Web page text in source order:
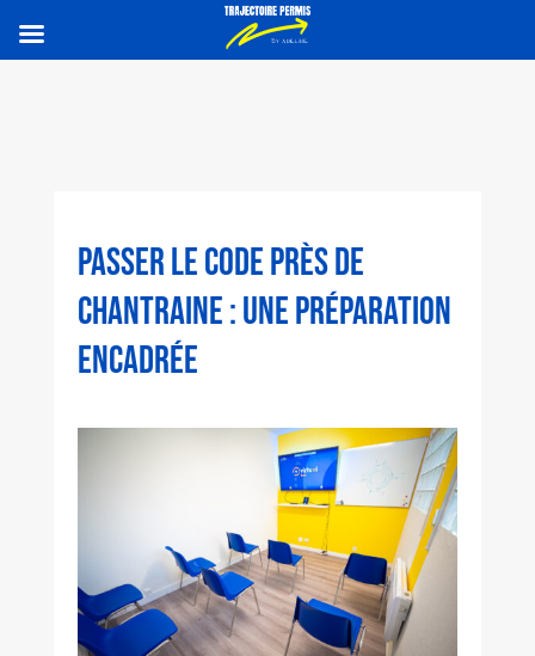
PASSER LE CODE PRÈS DE
CHANTRAINE : UNE PRÉPARATION
ENCADRÉE